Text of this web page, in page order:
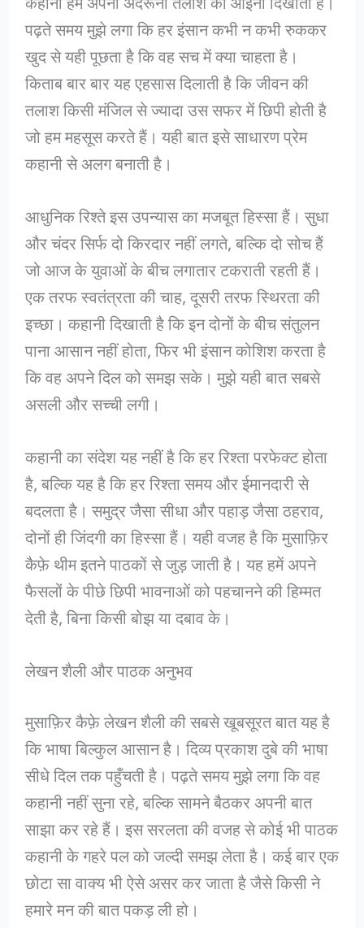
कहानी हमें अपनी अंदरूनी तलाश का आईना दिखाती है।
पढ़ते समय मुझे लगा कि हर इंसान कभी न कभी रुककर
खुद से यही पूछता है कि वह सच में क्या चाहता है।
किताब बार बार यह एहसास दिलाती है कि जीवन की
तलाश किसी मंजिल से ज्यादा उस सफर में छिपी होती है
जो हम महसूस करते हैं। यही बात इसे साधारण प्रेम
कहानी से अलग बनाती है।
आधुनिक रिश्ते इस उपन्यास का मजबूत हिस्सा हैं। सुधा
और चंदर सिर्फ दो किरदार नहीं लगते, बल्कि दो सोच हैं
जो आज के युवाओं के बीच लगातार टकराती रहती हैं।
एक तरफ स्वतंत्रता की चाह, दूसरी तरफ स्थिरता की
इच्छा। कहानी दिखाती है कि इन दोनों के बीच संतुलन
पाना आसान नहीं होता, फिर भी इंसान कोशिश करता है
कि वह अपने दिल को समझ सके। मुझे यही बात सबसे
असली और सच्ची लगी।
कहानी का संदेश यह नहीं है कि हर रिश्ता परफेक्ट होता
है, बल्कि यह है कि हर रिश्ता समय और ईमानदारी से
बदलता है। समुद्र जैसा सीधा और पहाड़ जैसा ठहराव,
दोनों ही जिंदगी का हिस्सा हैं। यही वजह है कि मुसाफ़िर
कैफ़े थीम इतने पाठकों से जुड़ जाती है। यह हमें अपने
फैसलों के पीछे छिपी भावनाओं को पहचानने की हिम्मत
देती है, बिना किसी बोझ या दबाव के।
लेखन शैली और पाठक अनुभव
मुसाफ़िर कैफ़े लेखन शैली की सबसे खूबसूरत बात यह है
कि भाषा बिल्कुल आसान है। दिव्य प्रकाश दुबे की भाषा
सीधे दिल तक पहुँचती है। पढ़ते समय मुझे लगा कि वह
कहानी नहीं सुना रहे, बल्कि सामने बैठकर अपनी बात
साझा कर रहे हैं। इस सरलता की वजह से कोई भी पाठक
कहानी के गहरे पल को जल्दी समझ लेता है। कई बार एक
छोटा सा वाक्य भी ऐसे असर कर जाता है जैसे किसी ने
हमारे मन की बात पकड़ ली हो।